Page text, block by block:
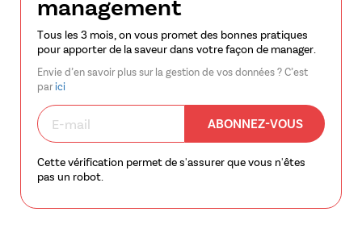
Tous les 3 mois, on vous promet des bonnes pratiques
pour apporter de la saveur dans votre façon de manager.
Envie d’en savoir plus sur la gestion de vos données ? C’est
parici
Cette vérification permet de s'assurer que vous n'êtes
pas un robot.
ABONNEZ-VOUS